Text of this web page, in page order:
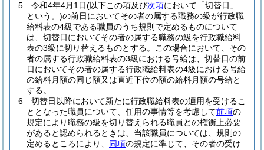
5
令和4年4月1日(以下この項及び次項において「切替日」
という。)の前日においてその者の属する職務の級が行政職
給料表の4級である職員のうち規則で定めるものについて
は、切替日においてその者の属する職務の級を行政職給料
表の3級に切り替えるものとする。
この場合において、その
者の属する行政職給料表の3級における号給は、切替日の前
日においてその者の属する行政職給料表の4級における号給
の給料月額の同じ額又は直近下位の額の給料月額の号給と
する。
6
切替日以降において新たに行政職給料表の適用を受けるこ
ととなった職員について、任用の事情等を考慮して前項の
規定により職務の級を切り替えられる職員との権衡上必要
があると認められるときは、当該職員については、規則の
定めるところにより、 同項の規定に準じて、その者の受け